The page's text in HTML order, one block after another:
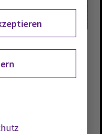
Union), Tina
Karsten Peuster